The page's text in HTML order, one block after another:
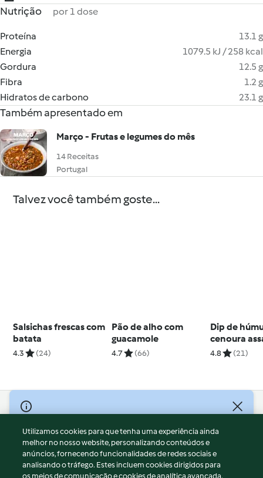
Nutrição por 1 dose
Proteína
13.1 g
Energia
1079.5 kJ / 258 kcal
Gordura
12.5 g
Fibra
1.2 g
Hidratos de carbono
23.1 g
Também apresentado em
Março - Frutas e legumes do mês
14 Receitas
Portugal
Talvez você também goste...
Salsichas frescas com
batata
4.3 (24)
Pão de alho com
guacamole
4.7 (66)
Dip de
cenoura
palitos de
4.8 (21)
© Copyright 2026
Termos de Utilização
Aviso sobre Proteção de Dados
Aviso
Utilizamos cookies para que tenha uma experiência ainda
melhor no nosso website, personalizando conteúdos e
anúncios, fornecendo funcionalidades de redes sociais e
analisando o tráfego. Estes incluem cookies dirigidos para
os meios de comunicação e cookies de analítica avançada.